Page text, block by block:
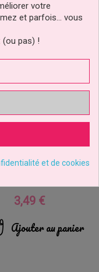
Azyme Tortue
Teenage Mutant
Prix
3,49 €
Ajouter au panier
votre
et parfois… vous
pas) !
et de cookies